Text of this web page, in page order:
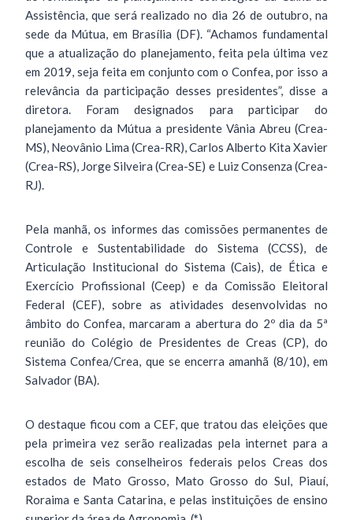
Assistência, que será realizado no dia 26 de outubro, na
sede da Mútua, em Brasília (DF). “Achamos fundamental
que a atualização do planejamento, feita pela última vez
em 2019, seja feita em conjunto com o Confea, por isso a
relevância da participação desses presidentes”, disse a
diretora. Foram designados para participar do
planejamento da Mútua a presidente Vânia Abreu (Crea-
MS), Neovânio Lima (Crea-RR), Carlos Alberto Kita Xavier
(Crea-RS), Jorge Silveira (Crea-SE) e Luiz Consenza (Crea-
RJ).
Pela manhã, os informes das comissões permanentes de
Controle e Sustentabilidade do Sistema (CCSS), de
Articulação Institucional do Sistema (Cais), de Ética e
Exercício Profissional (Ceep) e da Comissão Eleitoral
Federal (CEF), sobre as atividades desenvolvidas no
âmbito do Confea, marcaram a abertura do 2º dia da 5ª
reunião do Colégio de Presidentes de Creas (CP), do
Sistema Confea/Crea, que se encerra amanhã (8/10), em
Salvador (BA).
O destaque ficou com a CEF, que tratou das eleições que
pela primeira vez serão realizadas pela internet para a
escolha de seis conselheiros federais pelos Creas dos
estados de Mato Grosso, Mato Grosso do Sul, Piauí,
Roraima e Santa Catarina, e pelas instituições de ensino